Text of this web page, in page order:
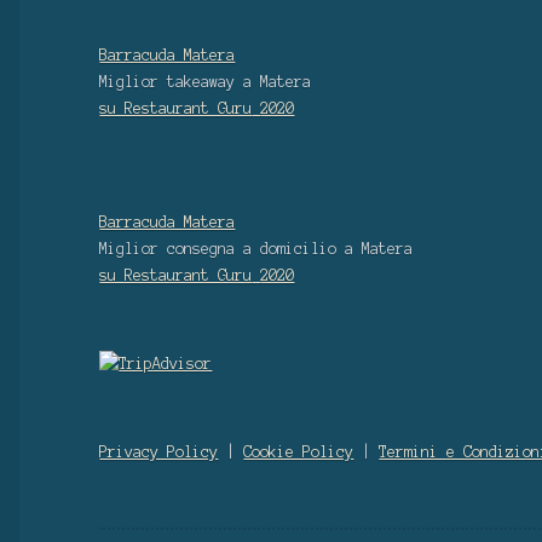
Barracuda Matera
Miglior takeaway a Matera
su Restaurant Guru
2020
Barracuda Matera
Miglior consegna a domicilio a Matera
su Restaurant Guru
2020
Privacy Policy |Cookie Policy |Termini e